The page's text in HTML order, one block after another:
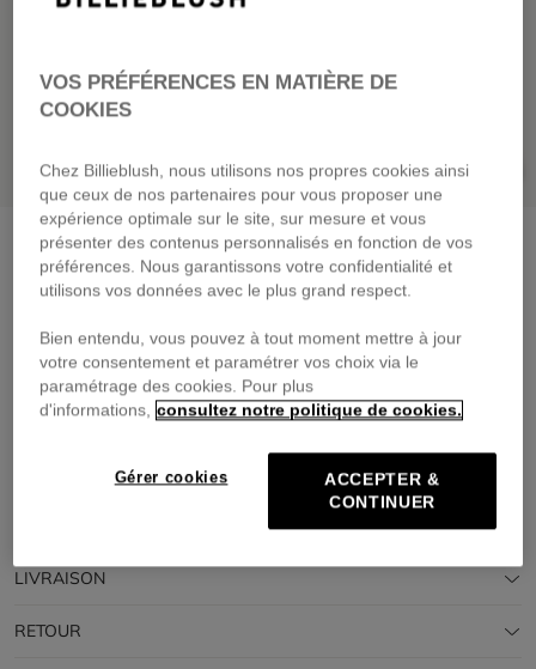
Débardeur tricotcraie
dès 39,00 €
Payez en 4 fois sans frais avec
🔒Paiement sécurisé & retours faciles
DESCRIPTION
COMPOSITION
LIVRAISON
RETOUR
VOS PRÉFÉRENCES EN MATIÈRE DE
COOKIES
Chez Billieblush, nous utilisons nos propres cookies ainsi
que ceux de nos partenaires pour vous proposer une
expérience optimale sur le site, sur mesure et vous
présenter des contenus personnalisés en fonction de vos
préférences. Nous garantissons votre confidentialité et
utilisons vos données avec le plus grand respect.
Bien entendu, vous pouvez à tout moment mettre à jour
votre consentement et paramétrer vos choix via le
paramétrage des cookies. Pour plus
d'informations, consultez notre politique de cookies.
Gérer cookies
ACCEPTER &
CONTINUER